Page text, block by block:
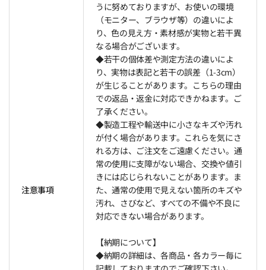
注意事項
うに努めておりますが、お使いの環境
（モニター、ブラウザ等）の違いによ
り、色の見え方・素材感が実物と若干異
なる場合がございます。
◆若干の個体差や測定方法の違いによ
り、実物は表記と若干の誤差（1-3cm）
が生じることがあります。こちらの理由
での返品・返金に対応できかねます。ご
了承ください。
◆製造工程や輸送中に小さなキズや汚れ
が付く場合があります。これらを気にさ
れる方は、ご注文をご遠慮ください。通
常の使用に支障がない場合、交換や値引
きには応じられないことがあります。ま
た、通常の使用で見えない箇所のキズや
汚れ、さびなど、すべての不備や不良に
対応できない場合があります。
【納期について】
◆納期の詳細は、各商品・各カラー毎に